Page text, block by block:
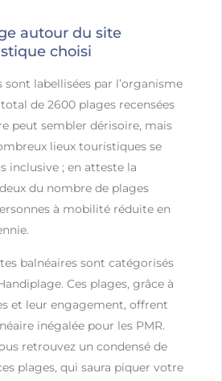
autour du site
choisi
sont labellisées par l’organisme
de 2600 plages recensées
peut sembler dérisoire, mais
lieux touristiques se
inclusive ; en atteste la
du nombre de plages
à mobilité réduite en
balnéaires sont catégorisés
Ces plages, grâce à
et leur engagement, offrent
inégalée pour les PMR.
retrouvez un condensé de
plages, qui saura piquer votre